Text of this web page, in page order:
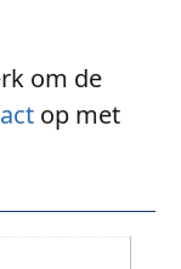
om de
op met